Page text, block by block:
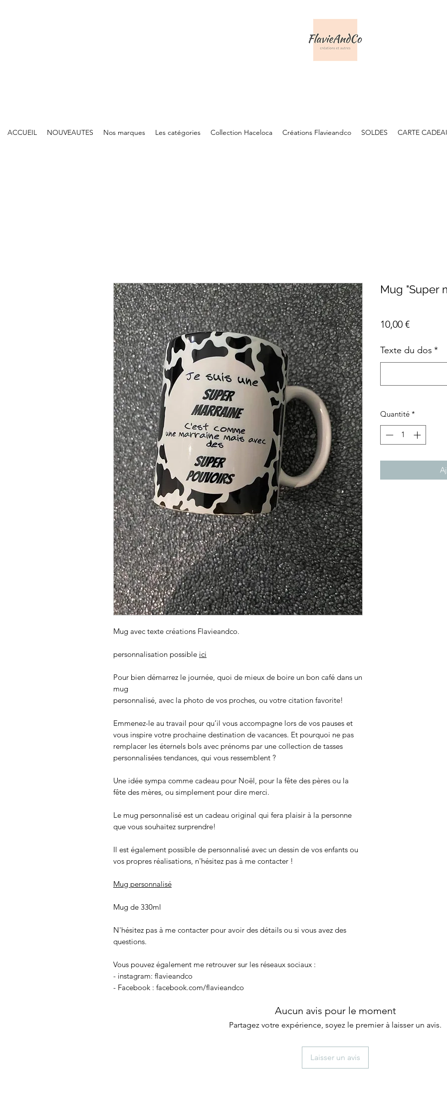
ACCUEIL NOUVEAUTES Nos marques Les catégories Collection Haceloca Créations Flavieandco SOLDES CARTE
Mug avec texte créations Flavieandco.
personnalisation possible ici
Pour bien démarrez le journée, quoi de mieux de boire un bon café dans un
mug
personnalisé, avec la photo de vos proches, ou votre citation favorite!
Emmenez-le au travail pour qu’il vous accompagne lors de vos pauses et
vous inspire votre prochaine destination de vacances. Et pourquoi ne pas
remplacer les éternels bols avec prénoms par une collection de tasses
personnalisées tendances, qui vous ressemblent ?
Une idée sympa comme cadeau pour Noël, pour la fête des pères ou la
fête des mères, ou simplement pour dire merci.
Le mug personnalisé est un cadeau original qui fera plaisir à la personne
que vous souhaitez surprendre!
Il est également possible de personnalisé avec un dessin de vos enfants ou
vos propres réalisations, n'hésitez pas à me contacter !
Mug personnalisé
Mug de 330ml
N'hésitez pas à me contacter pour avoir des détails ou si vous avez des
questions.
Vous pouvez également me retrouver sur les réseaux sociaux :
- instagram: flavieandco
- Facebook : facebook.com/flavieandco
Mug "Super
10,00 €Prix
Texte du dos *
Quantité *
Aucun avis pour le moment
Partagez votre expérience, soyez le premier à laisser un avis.
Laisser un avis